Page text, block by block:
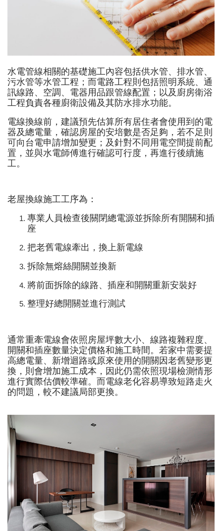
水電管線相關的基礎施工內容包括供水管、排水管、
污水管等水管工程；而電路工程則包括照明系統、通
訊線路、空調、電器用品跟管線配置；以及廚房衛浴
工程負責各種廚衛設備及其防水排水功能。
電線換線前，建議預先估算所有居住者會使用到的電
器及總電量，確認房屋的安培數是否足夠，若不足則
可向台電申請增加變更；及針對不同用電空間提前配
置，並與水電師傅進行確認可行度，再進行後續施
工。
老屋換線施工工序為：
專業人員檢查後關閉總電源並拆除所有開關和插
座
把老舊電線牽出，換上新電線
拆除無熔絲開關並換新
將前面拆除的線路、插座和開關重新安裝好
整理好總開關並進行測試
通常重牽電線會依照房屋坪數大小、線路複雜程度、
開關和插座數量決定價格和施工時間。若家中需要提
高總電量、新增迴路或原來使用的開關因老舊變形更
換，則會增加施工成本，因此仍需依照現場檢測情形
進行實際估價較準確。而電線老化容易導致短路走火
的問題，較不建議局部更換。